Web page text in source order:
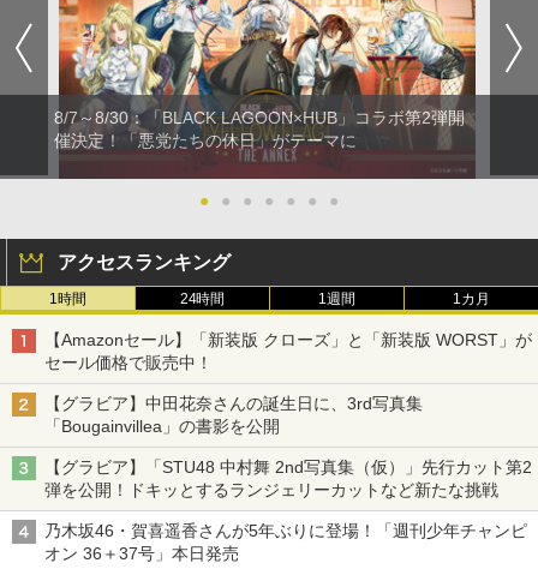
8/7～8/30：「BLACK LAGOON×HUB」コラボ第2弾開
催決定！「悪党たちの休日」がテーマに
● ● ● ● ● ● ●
アクセスランキング
1時間 24時間 1週間 1カ月
【Amazonセール】「新装版 クローズ」と「新装版 WORST」が
セール価格で販売中！
【グラビア】中田花奈さんの誕生日に、3rd写真集
「Bougainvillea」の書影を公開
【グラビア】「STU48 中村舞 2nd写真集（仮）」先行カット第2
弾を公開！ドキッとするランジェリーカットなど新たな挑戦
乃木坂46・賀喜遥香さんが5年ぶりに登場！「週刊少年チャンピ
オン 36＋37号」本日発売